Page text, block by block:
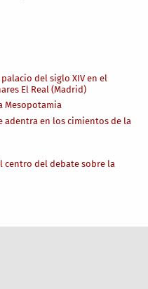
del siglo XIV en el
El Real (Madrid)
Mesopotamia
adentra en los cimientos de la
centro del debate sobre la